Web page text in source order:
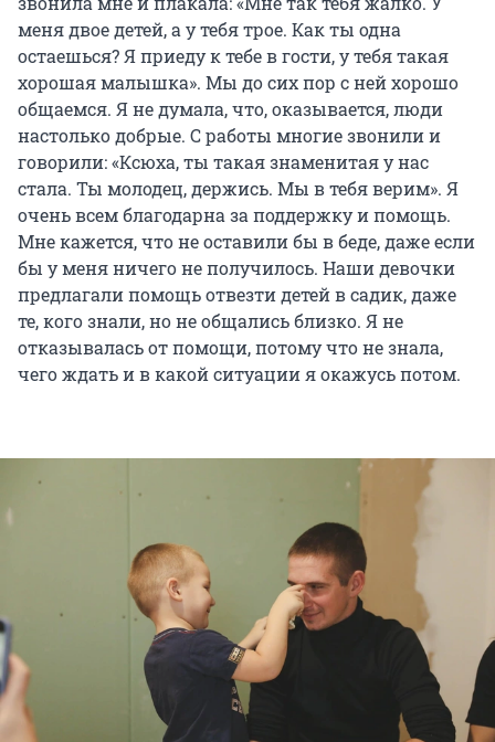
меня двое детей, а у тебя трое. Как ты одна
остаешься? Я приеду к тебе в гости, у тебя такая
хорошая малышка». Мы до сих пор с ней хорошо
общаемся. Я не думала, что, оказывается, люди
настолько добрые. С работы многие звонили и
говорили: «Ксюха, ты такая знаменитая у нас
стала. Ты молодец, держись. Мы в тебя верим». Я
очень всем благодарна за поддержку и помощь.
Мне кажется, что не оставили бы в беде, даже если
бы у меня ничего не получилось. Наши девочки
предлагали помощь отвезти детей в садик, даже
те, кого знали, но не общались близко. Я не
отказывалась от помощи, потому что не знала,
чего ждать и в какой ситуации я окажусь потом.